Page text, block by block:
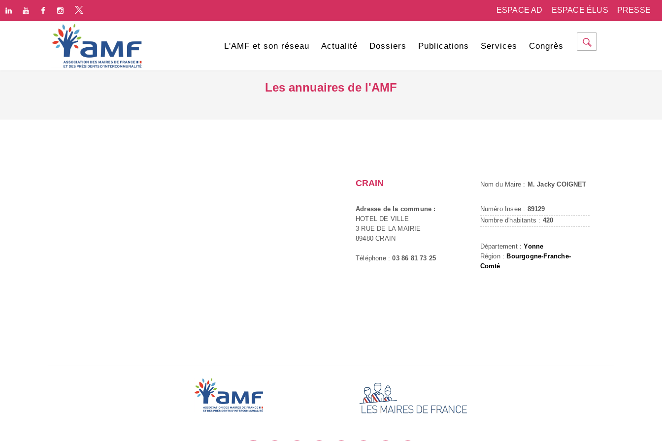
PRESSE
ESPACE ÉLUS
ESPACE AD
L'AMF et son réseau Actualité Dossiers Publications Services Congrès
Les annuaires de l'AMF
CRAIN
Adresse de la commune :
HOTEL DE VILLE
3 RUE DE LA MAIRIE
89480 CRAIN
Téléphone :03 86 81 73 25
Nom du Maire : M. Jacky COIGNET
Numéro Insee : 89129
Nombre d'habitants : 420
Département :Yonne
Région : Bourgogne-Franche-
Comté